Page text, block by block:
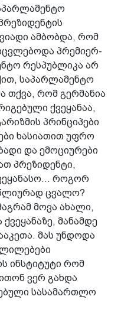
ამბობდა, რომ
პრემიერ-
რესპუბლიკა არ
საპარლამენტო
თქვა, რომ გერმანია
ქვეყანა­ა,
პრინციპები
ხასიათით უფრო
და ემოციურები
პრეზიდენტი,
როგორ
ცვალო?
მოვა ახალი,
მანამდე
მას უნდოდა
ინსტიტუტი რომ
ვერ გახდა
სასამართლო